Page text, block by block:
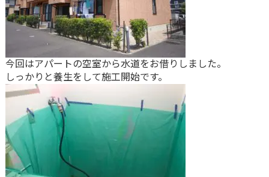
今回はアパートの空室から水道をお借りしました。
しっかりと養生をして施工開始です。